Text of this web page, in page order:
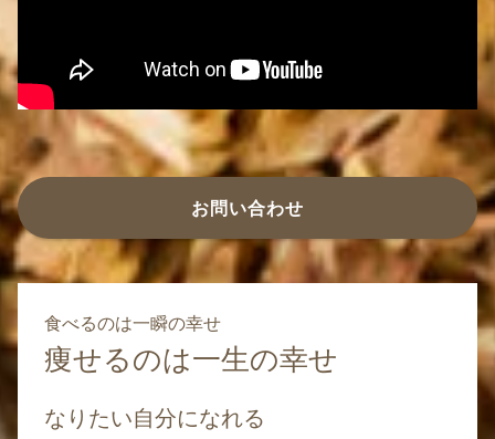
お問い合わせ
食べるのは一瞬の幸せ
痩せるのは一生の幸せ
なりたい自分になれる